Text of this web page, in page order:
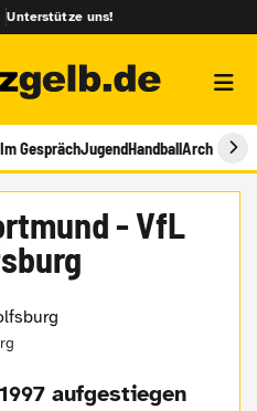
Unterstütze uns!
Im GesprächJugendHandballArchiv
- VfL
aufgestiegen